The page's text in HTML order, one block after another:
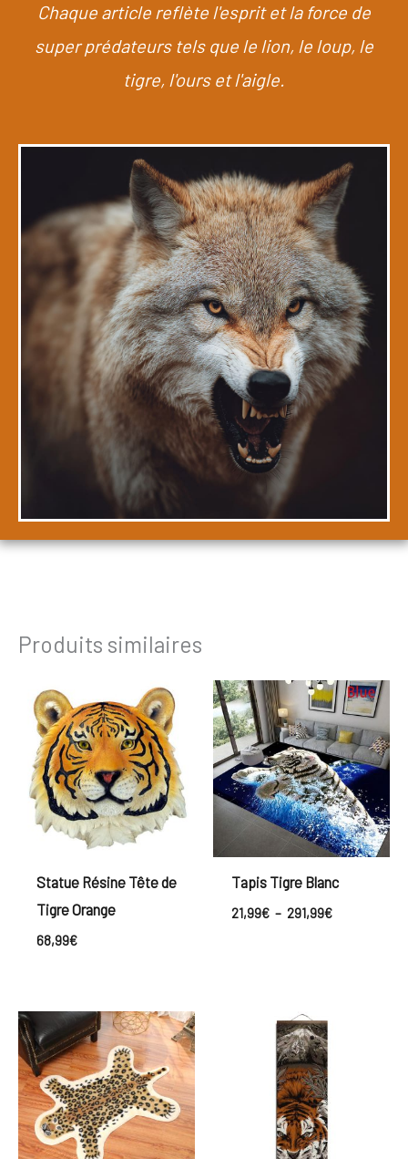
Chaque article reflète l'esprit et la force de
super prédateurs tels que le lion, le loup, le
tigre, l'ours et l'aigle.
Produits similaires
Statue Résine Tête de
Tigre Orange
68,99€
Tapis Tigre Blanc
21,99€ – 291,99€
Plage
de
prix :
21,99€
à
291,99€